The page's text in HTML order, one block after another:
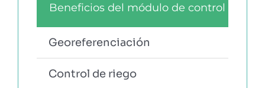
Beneficios del módulo de control de
Georeferenciación
Control de riego